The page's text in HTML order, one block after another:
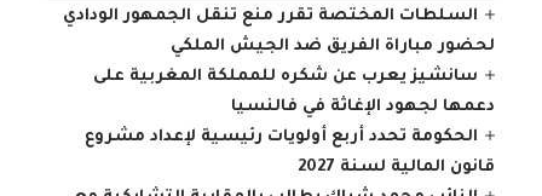
السلطات المختصة تقرر منع تنقل الجمهور الودادي
لحضور مباراة الفريق ضد الجيش الملكي
سانشيز يعرب عن شكره للمملكة المغربية على
دعمها لجهود الإغاثة في فالنسيا
الحكومة تحدد أربع أولويات رئيسية لإعداد مشروع
قانون المالية لسنة 2027